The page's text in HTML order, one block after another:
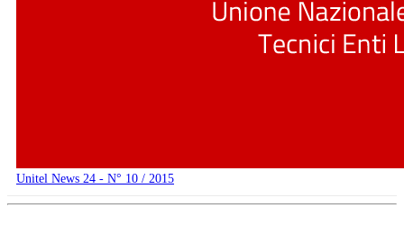
Unitel News 24 - N° 10 / 2015